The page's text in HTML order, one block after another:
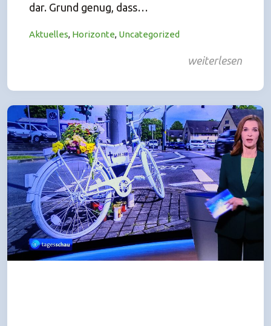
dar. Grund genug, dass…
Aktuelles, Horizonte, Uncategorized
weiterlesen